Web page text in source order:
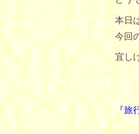
本日
今回
宜し
『旅